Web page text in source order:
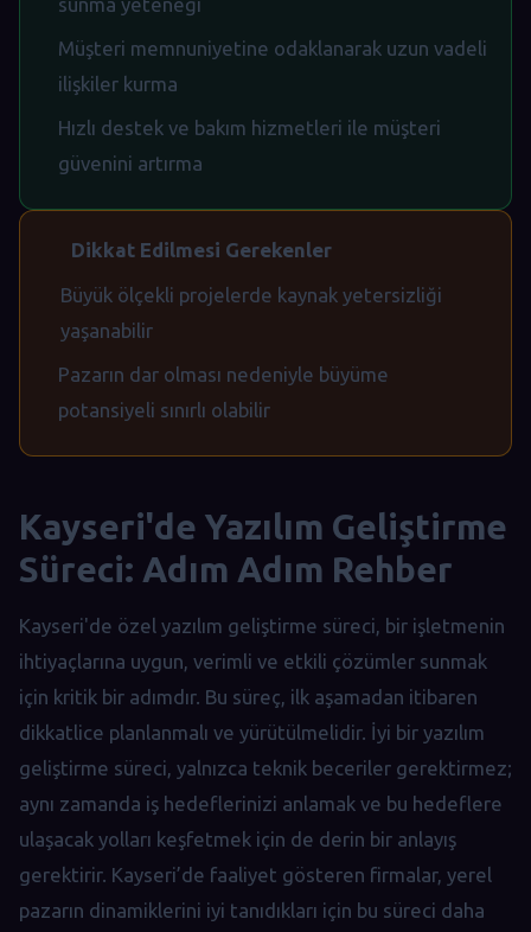
Müşteri memnuniyetine odaklanarak uzun vadeli
ilişkiler kurma
Hızlı destek ve bakım hizmetleri ile müşteri
güvenini artırma
Dikkat Edilmesi Gerekenler
Büyük ölçekli projelerde kaynak yetersizliği
yaşanabilir
Pazarın dar olması nedeniyle büyüme
potansiyeli sınırlı olabilir
Kayseri'de Yazılım Geliştirme
Süreci: Adım Adım Rehber
Kayseri'de özel yazılım geliştirme süreci, bir işletmenin
ihtiyaçlarına uygun, verimli ve etkili çözümler sunmak
için kritik bir adımdır. Bu süreç, ilk aşamadan itibaren
dikkatlice planlanmalı ve yürütülmelidir. İyi bir yazılım
geliştirme süreci, yalnızca teknik beceriler gerektirmez;
aynı zamanda iş hedeflerinizi anlamak ve bu hedeflere
ulaşacak yolları keşfetmek için de derin bir anlayış
gerektirir. Kayseri’de faaliyet gösteren firmalar, yerel
pazarın dinamiklerini iyi tanıdıkları için bu süreci daha